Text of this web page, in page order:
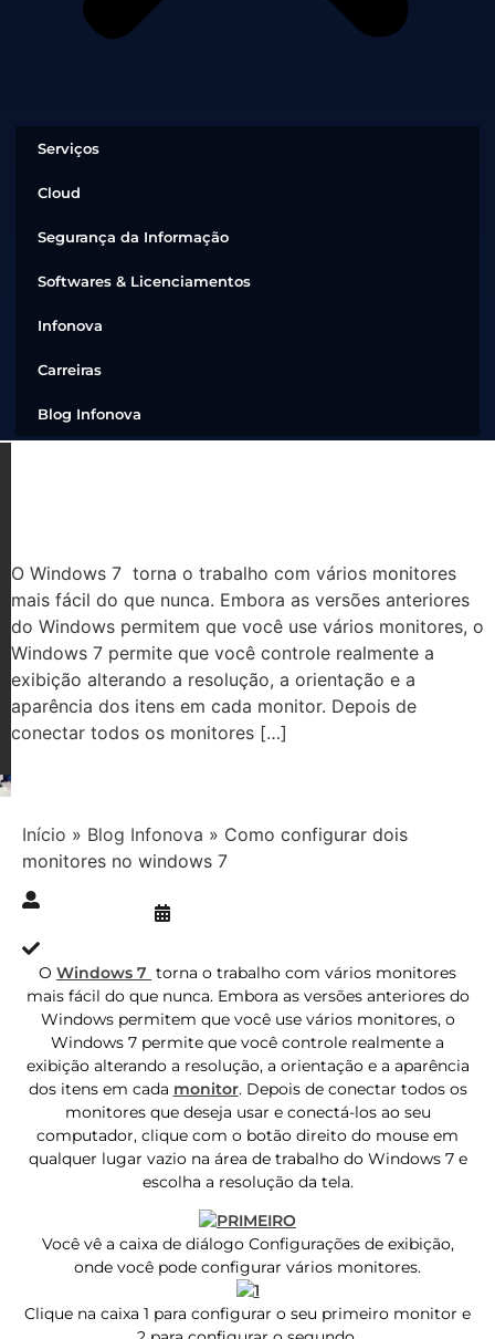
Serviços
Cloud
Segurança da Informação
Softwares & Licenciamentos
Infonova
Carreiras
Blog Infonova
O Windows 7 torna o trabalho com vários monitores
mais fácil do que nunca. Embora as versões anteriores
do Windows permitem que você use vários monitores, o
Windows 7 permite que você controle realmente a
exibição alterando a resolução, a orientação e a
aparência dos itens em cada monitor. Depois de
conectar todos os monitores […]
Início » Blog Infonova » Como configurar dois
monitores no windows 7
O Windows 7 torna o trabalho com vários monitores
mais fácil do que nunca. Embora as versões anteriores do
Windows permitem que você use vários monitores, o
Windows 7 permite que você controle realmente a
exibição alterando a resolução, a orientação e a aparência
dos itens em cada monitor. Depois de conectar todos os
monitores que deseja usar e conectá-los ao seu
computador, clique com o botão direito do mouse em
qualquer lugar vazio na área de trabalho do Windows 7 e
escolha a resolução da tela.
Você vê a caixa de diálogo Configurações de exibição,
onde você pode configurar vários monitores.
Clique na caixa 1 para configurar o seu primeiro monitor e